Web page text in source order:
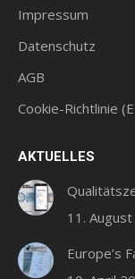
in
neuen
Fenster
geöffnet
in
neuen
geöffnet
in
neuen
Impressum
Datenschutz
AGB
Cookie-Richtlinie
AKTUELLES
11.
Europe’s